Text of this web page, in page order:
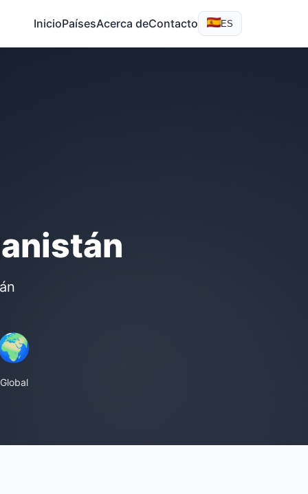
InicioPaísesAcerca deContacto ES
Global